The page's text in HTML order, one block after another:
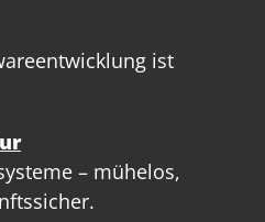
ist
– mühelos,